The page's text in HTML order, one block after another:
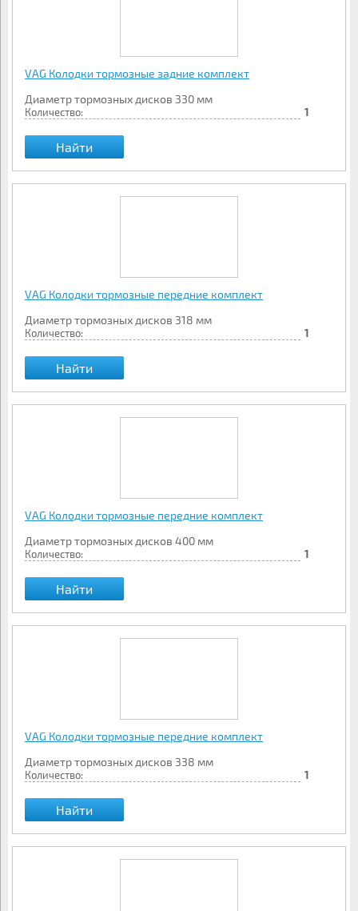
VAG Колодки тормозные задние комплект
Диаметр тормозных дисков 330 мм
Количество: 1
Найти
VAG Колодки тормозные передние комплект
Диаметр тормозных дисков 318 мм
Количество: 1
Найти
VAG Колодки тормозные передние комплект
Диаметр тормозных дисков 400 мм
Количество: 1
Найти
VAG Колодки тормозные передние комплект
Диаметр тормозных дисков 338 мм
Количество: 1
Найти